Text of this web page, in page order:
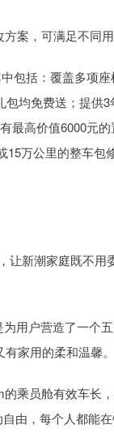
案，可满足不同用
包括：覆盖多项
均免费送；提供
最高价值6000元
万公里的整车包
让新潮家庭既不用
用户营造了一个五
家用的柔和温馨。
乘员舱有效车长
由，每个人都能